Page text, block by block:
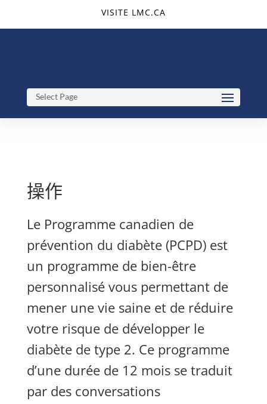
VISITE LMC.CA
操作
Le Programme canadien de
prévention du diabète (PCPD) est
un programme de bien-être
personnalisé vous permettant de
mener une vie saine et de réduire
votre risque de développer le
diabète de type 2. Ce programme
d’une durée de 12 mois se traduit
par des conversations